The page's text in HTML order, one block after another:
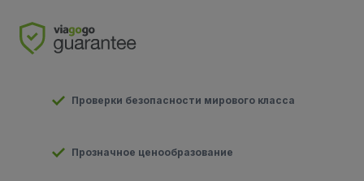
Проверки безопасности мирового класса
Прозначное ценообразование